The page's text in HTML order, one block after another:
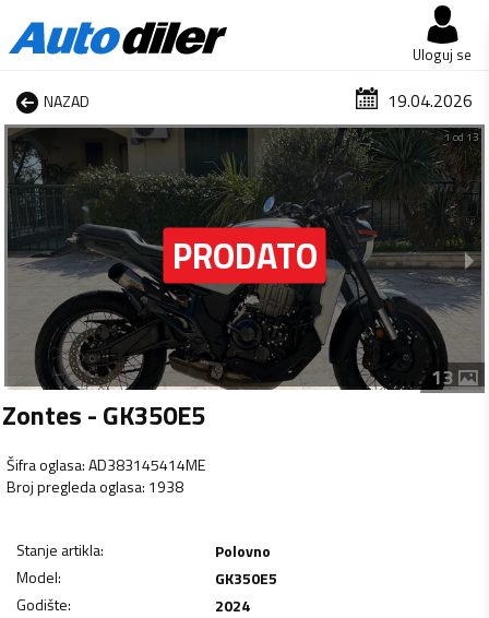
Uloguj se
NAZAD 19.04.2026
1 od 13
13
Zontes - GK350E5
Šifra oglasa:AD383145414ME
Broj pregleda oglasa: 1938
Stanje artikla:
Polovno
Model:
GK350E5
Godište:
2024